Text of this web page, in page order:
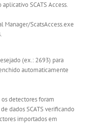
SCATS Access.
Manager/ScatsAccess.exe
(ex.: 2693) para
automaticamente
detectores foram
dados SCATS verificando
importados em